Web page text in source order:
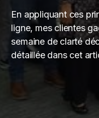
En appliquant ces
ligne, mes clientes
semaine de clarté
détaillée dans cet